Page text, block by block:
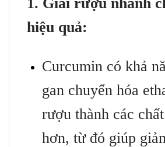
hiệu quả:
Curcumin có khả
gan chuyển hóa
rượu thành các
hơn, từ đó giúp